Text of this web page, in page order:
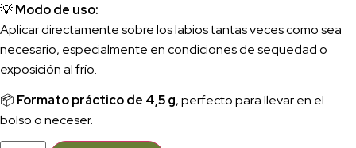
💡Modo de uso:
Aplicar directamente sobre los labios tantas veces como sea
necesario, especialmente en condiciones de sequedad o
exposición al frío.
📦 Formato práctico de 4,5 g, perfecto para llevar en el
bolso o neceser.